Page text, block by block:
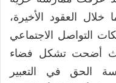
العقود الأخيرة،
التواصل الاجتماعي
أضحت تشكل فضاء
الحق في التعبير